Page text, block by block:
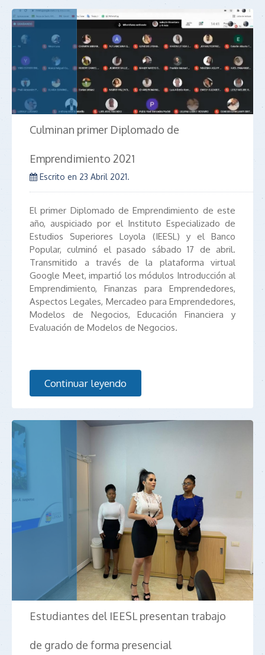
Culminan primer Diplomado de
Emprendimiento 2021
Escrito en 23 Abril 2021.
El primer Diplomado de Emprendimiento de este
año, auspiciado por el Instituto Especializado de
Estudios Superiores Loyola (IEESL) y el Banco
Popular, culminó el pasado sábado 17 de abril.
Transmitido a través de la plataforma virtual
Google Meet, impartió los módulos Introducción al
Emprendimiento, Finanzas para Emprendedores,
Aspectos Legales, Mercadeo para Emprendedores,
Modelos de Negocios, Educación Financiera y
Evaluación de Modelos de Negocios.
Continuar leyendo
Estudiantes del IEESL presentan trabajo
de grado de forma presencial